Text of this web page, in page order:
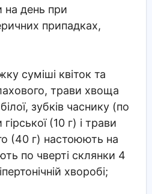
на день при
припадках,
суміші квіток та
трави хвоща
зубків часнику (по
(10 г) і трави
(40 г) настоюють на
по чверті склянки 4
хворобі;